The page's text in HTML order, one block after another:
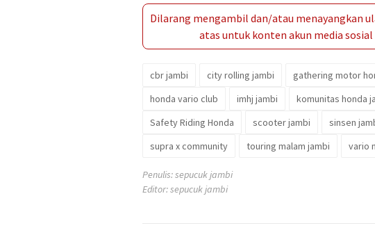
Dilarang mengambil dan/atau menayangkan
atas untuk konten akun media
cbr jambi city rolling jambi gathering motor
honda vario club
imhj jambi komunitas honda
Safety Riding Honda
scooter jambi sinsen
supra x community
touring malam jambi vario
Penulis: sepucuk jambi
Editor: sepucuk jambi